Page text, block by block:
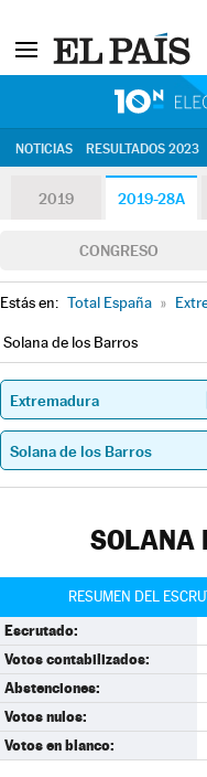
NOTICIAS RESULTADOS 2023
2019 2019-28A
CONGRESO
Estás en: Total España »
Solana de los Barros
SOLANA
RESUMEN DEL
Escrutado:
Votos contabilizados:
Abstenciones:
Votos nulos:
Votos en blanco: